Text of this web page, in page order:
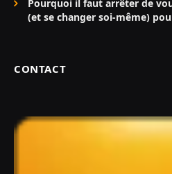
Pourquoi il faut arrêter de
(et se changer soi-même)
CONTACT